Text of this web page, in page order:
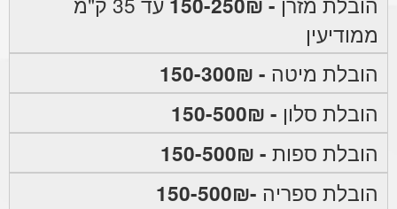
ממודיעין
הובלת מיטה - 150-300₪
הובלת סלון - 150-500₪
הובלת ספות - 150-500₪
הובלת ספריה -150-500₪